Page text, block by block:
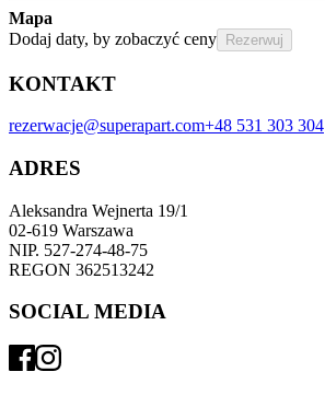
Mapa
Dodaj daty, by zobaczyć ceny
Rezerwuj
KONTAKT
rezerwacje@superapart.com+48 531 303 304
ADRES
Aleksandra Wejnerta 19/1
02-619 Warszawa
NIP. 527-274-48-75
REGON 362513242
SOCIAL MEDIA